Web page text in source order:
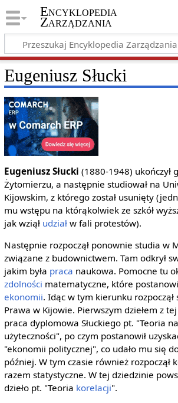
Encyklopedia
Zarządzania
Eugeniusz Słucki
Eugeniusz Słucki (1880-1948) ukończył
Żytomierzu, a następnie studiował na
Kijowskim, z którego został usunięty
mu wstępu na którąkolwiek ze szkół
jak wziął udziałw fali protestów).
Następnie rozpoczął ponownie studia w
związane z budownictwem. Tam odkrył
jakim była praca naukowa. Pomocne tu
zdolności matematyczne, które
ekonomii. Idąc w tym kierunku
Prawa w Kijowie. Pierwszym dziełem z
praca dyplomowa Słuckiego pt. "Teoria
użyteczności", po czym postanowił
"ekonomii politycznej", co udało mu się
później. W tym czasie również rozpoczął
razem statystyczne. W tej dziedzinie
dzieło pt. "Teoria korelacji".